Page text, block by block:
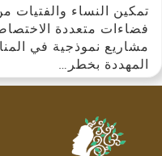
تمكين النساء والفتيات
فضاءات متعددة
مشاريع نموذجية في
المهددة بخطر…